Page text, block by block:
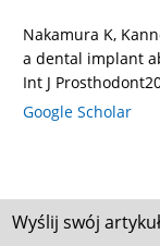
Nakamura K,
a dental implant
Int J
Google Scholar
Wyślij swój artykuł